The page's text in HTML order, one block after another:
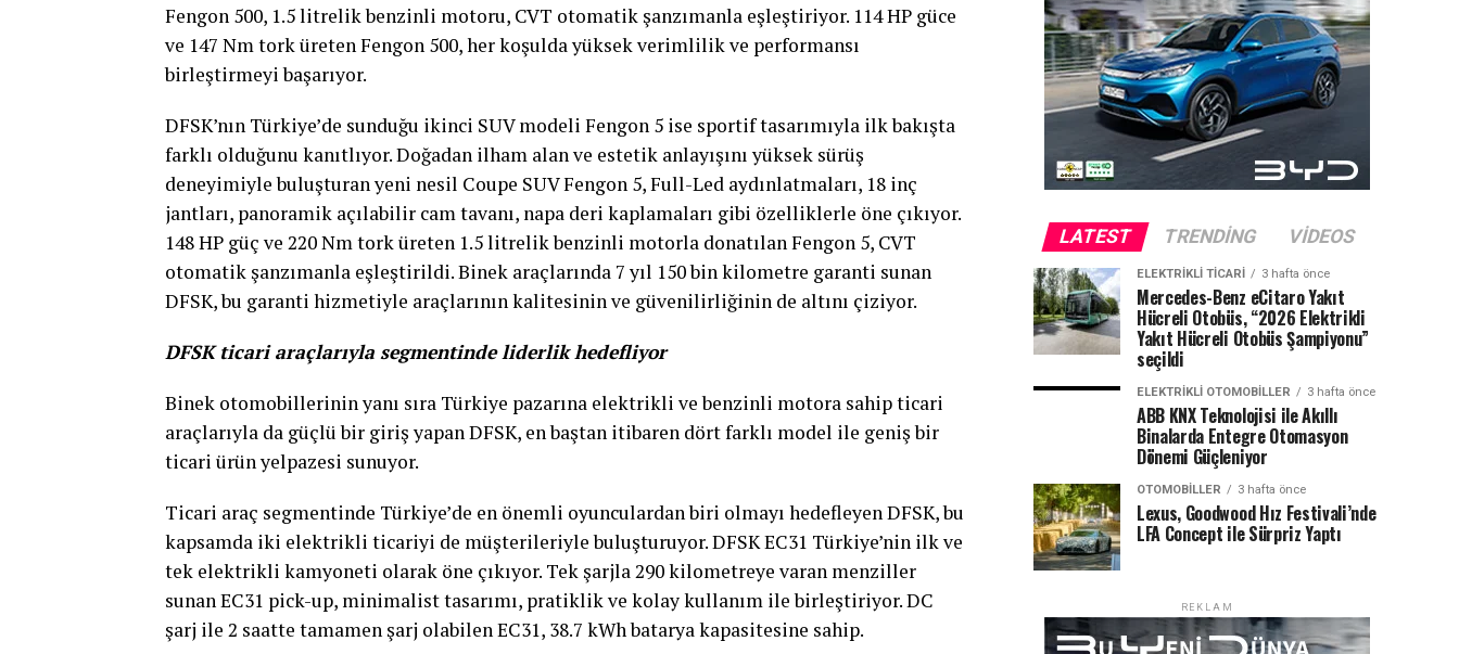
Fengon 500, 1.5 litrelik benzinli motoru, CVT otomatik şanzımanla eşleştiriyor. 114 HP güce
ve 147 Nm tork üreten Fengon 500, her koşulda yüksek verimlilik ve performansı
birleştirmeyi başarıyor.
DFSK’nın Türkiye’de sunduğu ikinci SUV modeli Fengon 5 ise sportif tasarımıyla ilk bakışta
farklı olduğunu kanıtlıyor. Doğadan ilham alan ve estetik anlayışını yüksek sürüş
deneyimiyle buluşturan yeni nesil Coupe SUV Fengon 5, Full-Led aydınlatmaları, 18 inç
jantları, panoramik açılabilir cam tavanı, napa deri kaplamaları gibi özelliklerle öne çıkıyor.
148 HP güç ve 220 Nm tork üreten 1.5 litrelik benzinli motorla donatılan Fengon 5, CVT
otomatik şanzımanla eşleştirildi. Binek araçlarında 7 yıl 150 bin kilometre garanti sunan
DFSK, bu garanti hizmetiyle araçlarının kalitesinin ve güvenilirliğinin de altını çiziyor.
DFSK ticari araçlarıyla segmentinde liderlik hedefliyor
Binek otomobillerinin yanı sıra Türkiye pazarına elektrikli ve benzinli motora sahip ticari
araçlarıyla da güçlü bir giriş yapan DFSK, en baştan itibaren dört farklı model ile geniş bir
ticari ürün yelpazesi sunuyor.
Ticari araç segmentinde Türkiye’de en önemli oyunculardan biri olmayı hedefleyen DFSK, bu
kapsamda iki elektrikli ticariyi de müşterileriyle buluşturuyor. DFSK EC31 Türkiye’nin ilk ve
tek elektrikli kamyoneti olarak öne çıkıyor. Tek şarjla 290 kilometreye varan menziller
sunan EC31 pick-up, minimalist tasarımı, pratiklik ve kolay kullanım ile birleştiriyor. DC
şarj ile 2 saatte tamamen şarj olabilen EC31, 38.7 kWh batarya kapasitesine sahip.
LATEST TRENDING VIDEOS
ELEKTRIKLI TICARI 3 hafta önce
Mercedes-Benz eCitaro Yakıt
Hücreli Otobüs, “2026 Elektrikli
Yakıt Hücreli Otobüs Şampiyonu”
seçildi
ELEKTRIKLI OTOMOBILLER 3 hafta önce
ABB KNX Teknolojisi ile Akıllı
Binalarda Entegre Otomasyon
Dönemi Güçleniyor
OTOMOBILLER 3 hafta önce
Lexus, Goodwood Hız Festivali’nde
LFA Concept ile Sürpriz Yaptı
REKLAM